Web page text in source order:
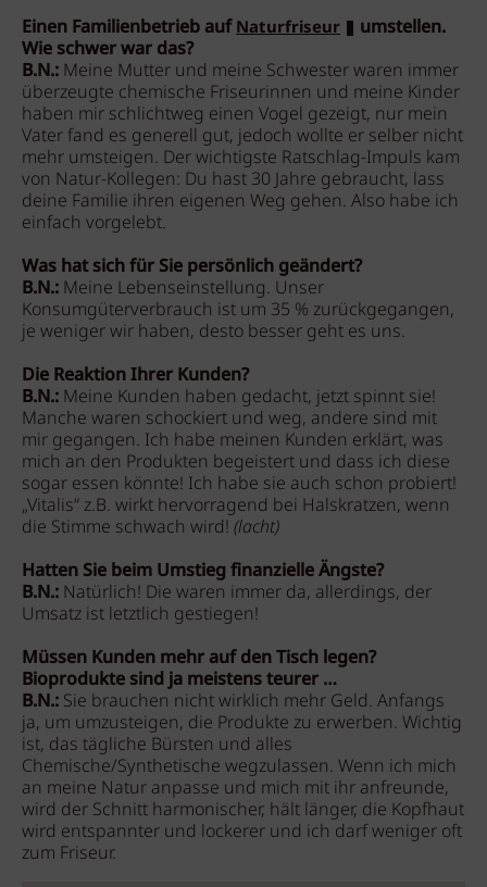
Einen Familienbetrieb aufNaturfriseur
umstellen.
Wie schwer war das?
B.N.: Meine Mutter und meine Schwester waren immer
überzeugte chemische Friseurinnen und meine Kinder
haben mir schlichtweg einen Vogel gezeigt, nur mein
Vater fand es generell gut, jedoch wollte er selber nicht
mehr umsteigen. Der wichtigste Ratschlag-Impuls kam
von Natur-Kollegen: Du hast 30 Jahre gebraucht, lass
deine Familie ihren eigenen Weg gehen. Also habe ich
einfach vorgelebt.
Was hat sich für Sie persönlich geändert?
B.N.: Meine Lebenseinstellung. Unser
Konsumgüterverbrauch ist um 35 % zurückgegangen,
je weniger wir haben, desto besser geht es uns.
Die Reaktion Ihrer Kunden?
B.N.: Meine Kunden haben gedacht, jetzt spinnt sie!
Manche waren schockiert und weg, andere sind mit
mir gegangen. Ich habe meinen Kunden erklärt, was
mich an den Produkten begeistert und dass ich diese
sogar essen könnte! Ich habe sie auch schon probiert!
„Vitalis“ z.B. wirkt hervorragend bei Halskratzen, wenn
die Stimme schwach wird! (lacht)
Hatten Sie beim Umstieg finanzielle Ängste?
B.N.: Natürlich! Die waren immer da, allerdings, der
Umsatz ist letztlich gestiegen!
Müssen Kunden mehr auf den Tisch legen?
Bioprodukte sind ja meistens teurer …
B.N.: Sie brauchen nicht wirklich mehr Geld. Anfangs
ja, um umzusteigen, die Produkte zu erwerben. Wichtig
ist, das tägliche Bürsten und alles
Chemische/Synthetische wegzulassen. Wenn ich mich
an meine Natur anpasse und mich mit ihr anfreunde,
wird der Schnitt harmonischer, hält länger, die Kopfhaut
wird entspannter und lockerer und ich darf weniger oft
zum Friseur.